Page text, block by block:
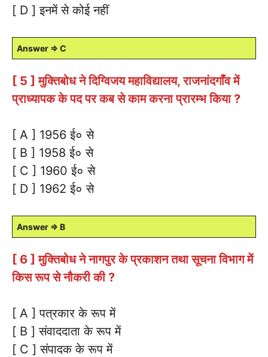
[ D ] इनमें से कोई नहीं
Answer ⇒ C
[ 5 ] मुक्तिबोध ने दिग्विजय महाविद्यालय, राजनांदगाँव में
प्राध्यापक के पद पर कब से काम करना प्रारम्भ किया ?
[ A ] 1956 ई० से
[ B ] 1958 ई० से
[ C ] 1960 ई० से
[ D ] 1962 ई० से
Answer ⇒ B
[ 6 ] मुक्तिबोध ने नागपुर के प्रकाशन तथा सूचना विभाग में
किस रूप से नौकरी की ?
[ A ] पत्रकार के रूप में
[ B ] संवाददाता के रूप में
[ C ] संपादक के रूप में